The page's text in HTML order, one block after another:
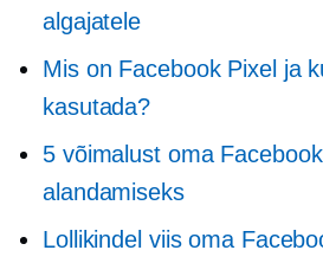
algajatele
Mis on Facebook Pixel ja
kasutada?
5 võimalust oma
alandamiseks
Lollikindel viis oma